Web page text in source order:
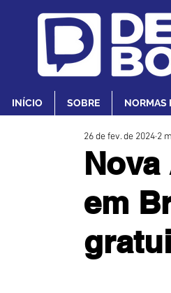
INÍCIO SOBRE NORMAS
em
26 de fev. de 2024 2